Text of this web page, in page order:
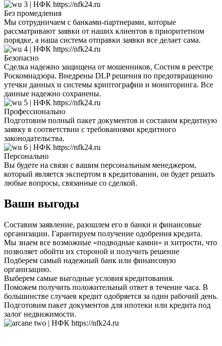
Без промедления
Мы сотрудничаем с банками-партнерами, которые
рассматривают заявки от наших клиентов в приоритетном
порядке, а наша система отправки заявки все делает сама.
Безопасно
Сделка надежно защищена от мошенников, Состим в реестре
Роскомнадзора. Внедрены DLP решения по предотвращению
утечки данных и системы криптографии и мониторинга. Все
данные надежно сохранены.
Профессионально
Подготовим полный пакет документов и составим кредитную
заявку в соответствии с требованиями кредитного
законодательства.
Персонально
Вы будете на связи с вашим персональным менеджером,
который является экспертом в кредитовании, он будет решать
любые вопросы, связанные со сделкой.
Ваши выгоды
Составим заявление, разошлем его в банки и финансовые
организации. Гарантируем получение одобрения кредита.
Мы знаем все возможные «подводные камни» и хитрости, что
позволяет обойти их стороной и получить решение
Подберем самый надежный банк или финансовую
организацию.
Выберем самые выгодные условия кредитования.
Поможем получить положительный ответ в течение часа. В
большинстве случаев кредит одобряется за один рабочий день.
Подготовим пакет документов для ипотеки или кредита под
залог недвижимости.